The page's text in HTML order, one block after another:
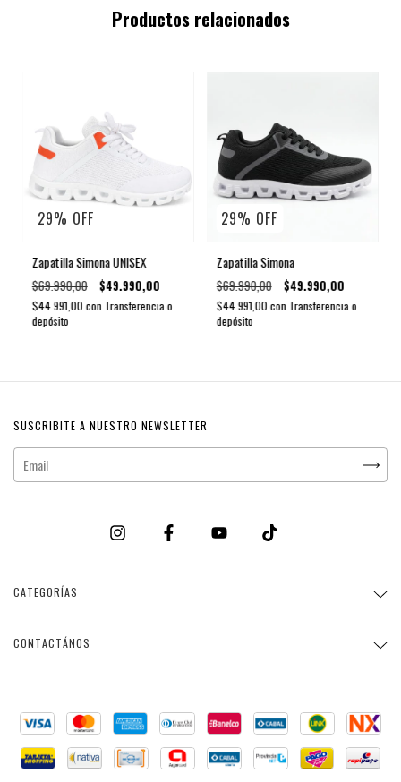
Productos relacionados
29% OFF
Zapatilla Simona UNISEX
$69.990,00 $49.990,00
$44.991,00 con Transferencia o
depósito
29% OFF
Zapatilla Simona
$69.990,00 $49.990,00
$44.991,00 con Transferencia o
depósito
SUSCRIBITE A NUESTRO NEWSLETTER
CATEGORÍAS
CONTACTÁNOS